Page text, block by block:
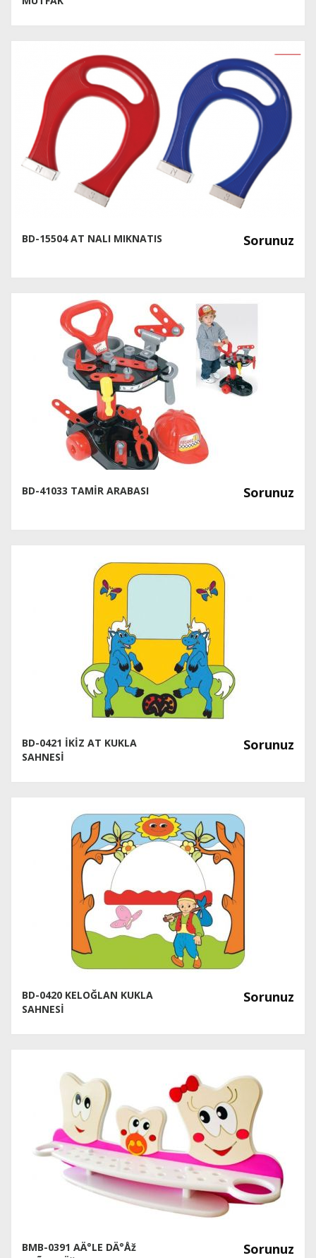
BD-15504 AT NALI MIKNATIS Sorunuz
BD-41033 TAMİR ARABASI Sorunuz
BD-0421 İKİZ AT KUKLA
SAHNESİ
Sorunuz
BD-0420 KELOĞLAN KUKLA
SAHNESİ
Sorunuz
BMB-0391 AÄ°LE DÄ°Åž
Sorunuz